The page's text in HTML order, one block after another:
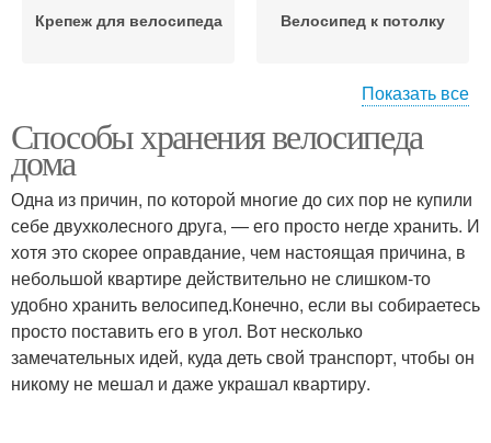
Крепеж для велосипеда Велосипед к потолку
Стойка для велосипеда Велосипед в квартире
Показать все
Способы хранения велосипеда
дома
Одна из причин, по которой многие до сих пор не купили
себе двухколесного друга, — его просто негде хранить. И
хотя это скорее оправдание, чем настоящая причина, в
небольшой квартире действительно не слишком-то
удобно хранить велосипед.Конечно, если вы собираетесь
просто поставить его в угол. Вот несколько
замечательных идей, куда деть свой транспорт, чтобы он
никому не мешал и даже украшал квартиру.